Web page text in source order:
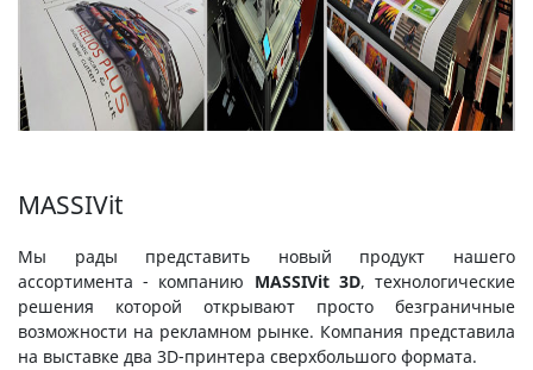
MASSIVit
Мы рады представить новый продукт нашего
ассортимента - компанию MASSIVit 3D, технологические
решения которой открывают просто безграничные
возможности на рекламном рынке. Компания представила
на выставке два 3D-принтера сверхбольшого формата.